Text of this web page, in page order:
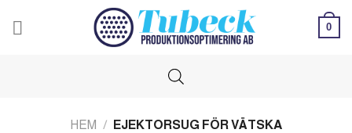
0
HEM / EJEKTORSUG FÖR VÄTSKA